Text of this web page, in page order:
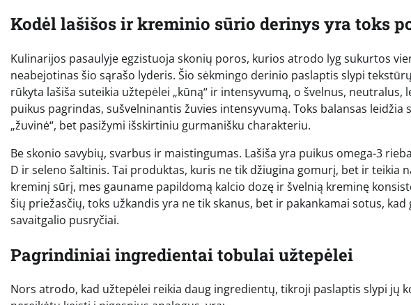
Kodėl lašišos ir kreminio sūrio derinys yra toks
Kulinarijos pasaulyje egzistuoja skonių poros, kurios atrodo lyg sukurtos
neabejotinas šio sąrašo lyderis. Šio sėkmingo derinio paslaptis slypi
rūkyta lašiša suteikia užtepėlei „kūną“ ir intensyvumą, o švelnus, neutralus,
puikus pagrindas, sušvelninantis žuvies intensyvumą. Toks balansas
„žuvinė“, bet pasižymi išskirtiniu gurmanišku charakteriu.
Be skonio savybių, svarbus ir maistingumas. Lašiša yra puikus omega-3
D ir seleno šaltinis. Tai produktas, kuris ne tik džiugina gomurį, bet ir teikia
kreminį sūrį, mes gauname papildomą kalcio dozę ir švelnią kreminę
šių priežasčių, toks užkandis yra ne tik skanus, bet ir pakankamai sotus,
savaitgalio pusryčiai.
Pagrindiniai ingredientai tobulai užtepėlei
Nors atrodo, kad užtepėlei reikia daug ingredientų, tikroji paslaptis slypi jų